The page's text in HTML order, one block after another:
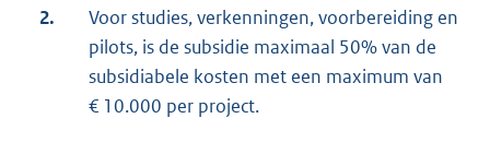
2.
Voor studies, verkenningen, voorbereiding en
pilots, is de subsidie maximaal 50% van de
subsidiabele kosten met een maximum van
€ 10.000 per project.